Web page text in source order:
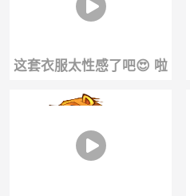
这套衣服太性感了吧😍 啦
啦队一出场谁看有心事看
比赛啊👀